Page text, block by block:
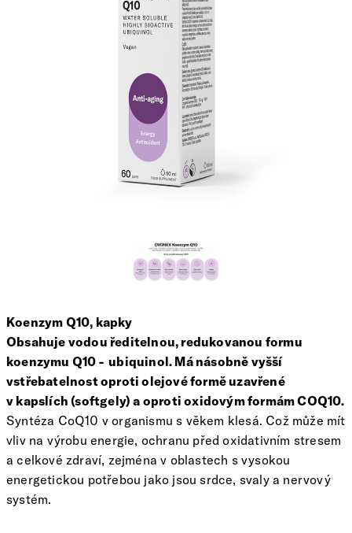
Koenzym Q10, kapky
Obsahuje vodou ředitelnou, redukovanou formu
koenzymu Q10 - ubiquinol. Má násobně vyšší
vstřebatelnost oproti olejové formě uzavřené
v kapslích (softgely) a oproti oxidovým formám COQ10.
Syntéza CoQ10 v organismu s věkem klesá. Což může mít
vliv na výrobu energie, ochranu před oxidativním stresem
a celkové zdraví, zejména v oblastech s vysokou
energetickou potřebou jako jsou srdce, svaly a nervový
systém.